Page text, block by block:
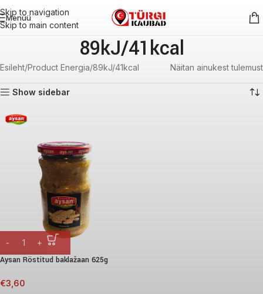
Skip to navigation
Skip to main content
Menüü
89kJ/41kcal
Esileht Product Energia 89kJ/41kcal Näitan ainukest tulemust
Show sidebar
Aysan Röstitud baklažaan 625g
€3,60